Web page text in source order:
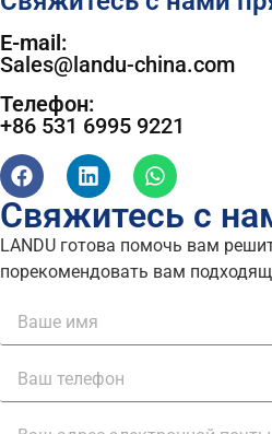
E-mail:
Sales@landu-china.com
Телефон:
+86 531 6995 9221
Свяжитесь с
LANDU готова помочь вам
порекомендовать вам